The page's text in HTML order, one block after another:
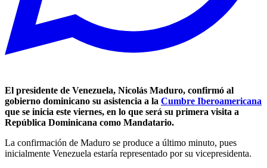
El presidente de Venezuela, Nicolás Maduro, confirmó al
gobierno dominicano su asistencia a la Cumbre Iberoamericana
que se inicia este viernes, en lo que será su primera visita a
República Dominicana como Mandatario.
La confirmación de Maduro se produce a último minuto, pues
inicialmente Venezuela estaría representado por su vicepresidenta.